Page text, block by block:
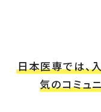
日本医専では、
気のコミュ